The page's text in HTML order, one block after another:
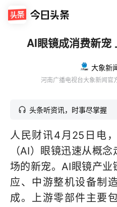
AI眼镜成消费新宠
大象新
河南广播电视台大象新闻官
头条听资讯，时事尽掌握
人民财讯4月25日电
（AI）眼镜迅速从概
场的新宠。AI眼镜产
应、中游整机设备制
成。上游零部件主要